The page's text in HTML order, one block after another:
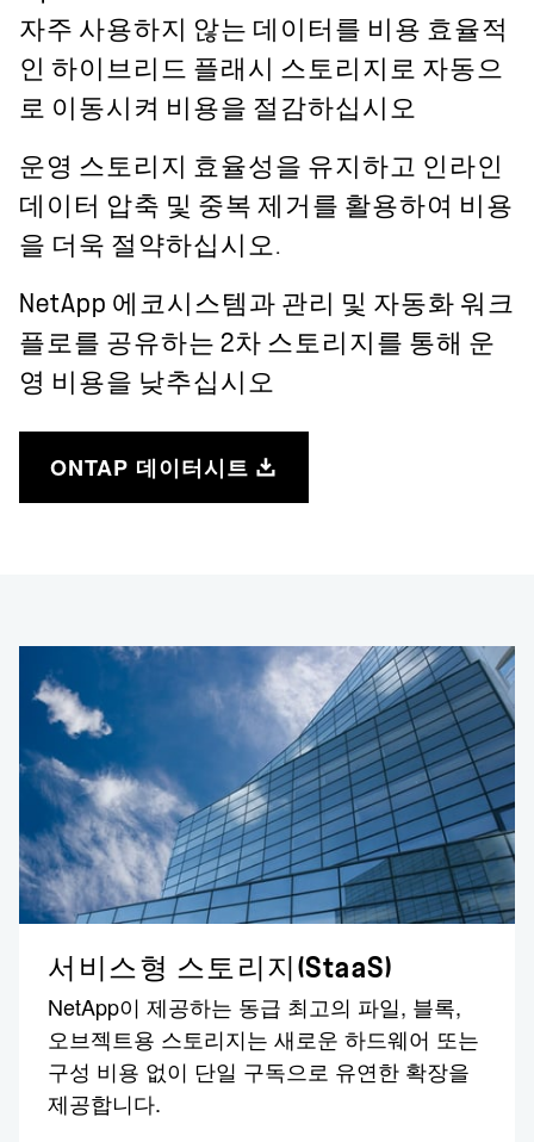
자주 사용하지 않는 데이터를 비용 효율적
인 하이브리드 플래시 스토리지로 자동으
로 이동시켜 비용을 절감하십시오
운영 스토리지 효율성을 유지하고 인라인
데이터 압축 및 중복 제거를 활용하여 비용
을 더욱 절약하십시오.
NetApp 에코시스템과 관리 및 자동화 워크
플로를 공유하는 2차 스토리지를 통해 운
영 비용을 낮추십시오
ONTAP 데이터시트
서비스형 스토리지(StaaS)
NetApp이 제공하는 동급 최고의 파일, 블록,
오브젝트용 스토리지는 새로운 하드웨어 또는
구성 비용 없이 단일 구독으로 유연한 확장을
제공합니다.